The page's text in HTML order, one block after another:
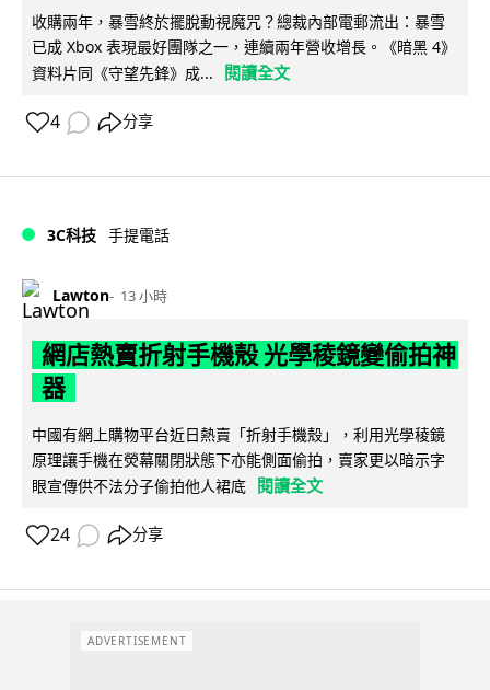
收購兩年，暴雪終於擺脫動視魔咒？總裁內部電郵流出：暴雪
已成 Xbox 表現最好團隊之一，連續兩年營收增長。《暗黑 4》
資料片同《守望先鋒》成...
閱讀全文
4 分享
3C科技 手提電話
Lawton 13 小時
網店熱賣折射手機殼 光學稜鏡變偷拍神
器
中國有網上購物平台近日熱賣「折射手機殼」，利用光學稜鏡
原理讓手機在熒幕關閉狀態下亦能側面偷拍，賣家更以暗示字
眼宣傳供不法分子偷拍他人裙底
閱讀全文
24 分享
ADVERTISEMENT